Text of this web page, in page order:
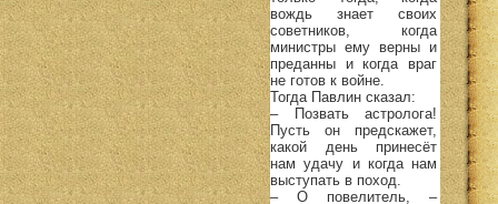
вождь знает своих
советников, когда
министры ему верны и
преданны и когда враг
не готов к войне.
Тогда Павлин сказал:
– Позвать астролога!
Пусть он предскажет,
какой день принесёт
нам удачу и когда нам
выступать в поход.
– О повелитель, –